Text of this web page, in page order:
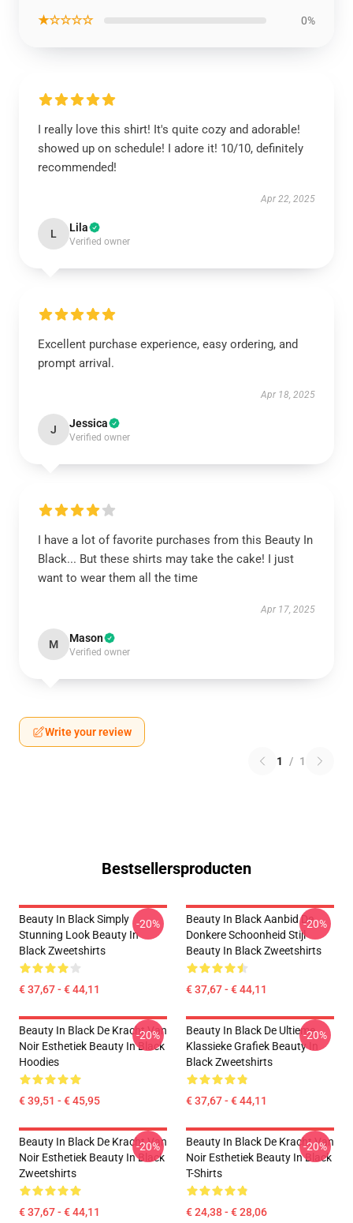
★☆☆☆☆ 0%
I really love this shirt! It's quite cozy and adorable!
showed up on schedule! I adore it! 10/10, definitely
recommended!
Apr 22, 2025
L Lila
Verified owner
Excellent purchase experience, easy ordering, and
prompt arrival.
Apr 18, 2025
J Jessica
Verified owner
I have a lot of favorite purchases from this Beauty In
Black... But these shirts may take the cake! I just
want to wear them all the time
Apr 17, 2025
M Mason
Verified owner
Write your review
1 / 1
Bestsellersproducten
Beauty In Black Simply
Stunning Look Beauty In
Black Zweetshirts
€ 37,67 - € 44,11
-20%
Beauty In Black Aanbid De
Donkere Schoonheid Stijl
Beauty In Black Zweetshirts
€ 37,67 - € 44,11
-20%
Beauty In Black De Kracht Van
Noir Esthetiek Beauty In Black
Hoodies
€ 39,51 - € 45,95
-20%
Beauty In Black De Ultieme
Klassieke Grafiek Beauty In
Black Zweetshirts
€ 37,67 - € 44,11
-20%
Beauty In Black De Kracht Van
Noir Esthetiek Beauty In Black
Zweetshirts
€ 37,67 - € 44,11
-20%
Beauty In Black De Kracht Van
Noir Esthetiek Beauty In Black
T-Shirts
€ 24,38 - € 28,06
-20%